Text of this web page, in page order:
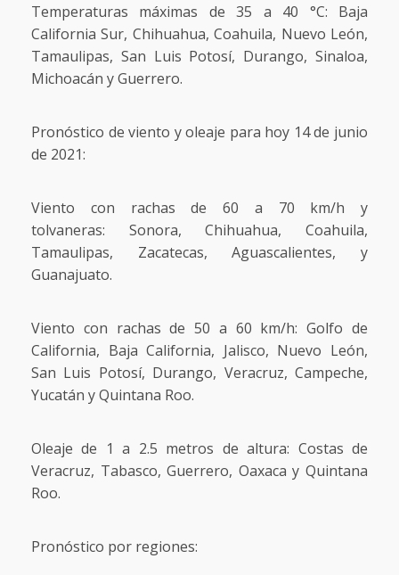
Temperaturas máximas de 35 a 40 °C: Baja
California Sur, Chihuahua, Coahuila, Nuevo León,
Tamaulipas, San Luis Potosí, Durango, Sinaloa,
Michoacán y Guerrero.
Pronóstico de viento y oleaje para hoy 14 de junio
de 2021:
Viento con rachas de 60 a 70 km/h y
tolvaneras: Sonora, Chihuahua, Coahuila,
Tamaulipas, Zacatecas, Aguascalientes, y
Guanajuato.
Viento con rachas de 50 a 60 km/h: Golfo de
California, Baja California, Jalisco, Nuevo León,
San Luis Potosí, Durango, Veracruz, Campeche,
Yucatán y Quintana Roo.
Oleaje de 1 a 2.5 metros de altura: Costas de
Veracruz, Tabasco, Guerrero, Oaxaca y Quintana
Roo.
Pronóstico por regiones: